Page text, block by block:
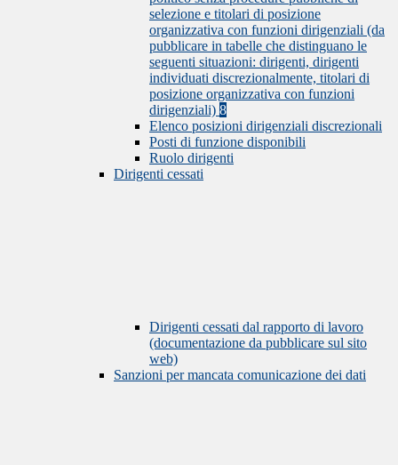
selezione e titolari di posizione
organizzativa con funzioni dirigenziali (da
pubblicare in tabelle che distinguano le
seguenti situazioni: dirigenti, dirigenti
individuati discrezionalmente, titolari di
posizione organizzativa con funzioni
dirigenziali) 8
Elenco posizioni dirigenziali discrezionali
Posti di funzione disponibili
Ruolo dirigenti
Dirigenti cessati
Dirigenti cessati dal rapporto di lavoro
(documentazione da pubblicare sul sito
web)
Sanzioni per mancata comunicazione dei dati